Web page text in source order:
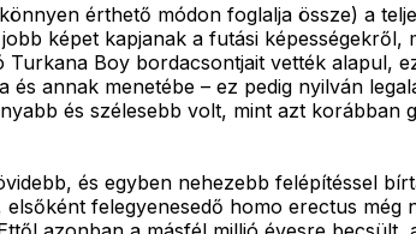
érthető módon foglalja össze) a
képet kapjanak a futási képességekről,
Boy bordacsontjait vették alapul,
annak menetébe – ez pedig nyilván
és szélesebb volt, mint azt korábban
és egyben nehezebb felépítéssel
felegyenesedő homo erectus még